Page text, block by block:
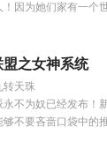
！因为她们家有一个
盟之女神系统
转天珠
永不为奴已经发布！
够不要吝啬口袋中的